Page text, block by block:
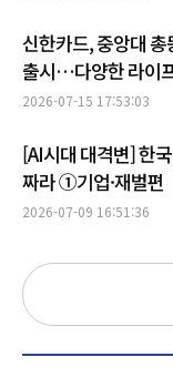
신한카드, 중앙대
출시…다양한 라이
2026-07-15 17:53:03
[AI시대 대격변] 한
짜라 ①기업·재벌편
2026-07-09 16:51:36